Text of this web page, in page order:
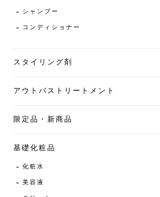
シャンプー
コンディショナー
スタイリング剤
アウトバストリートメント
限定品・新商品
基礎化粧品
化粧水
美容液